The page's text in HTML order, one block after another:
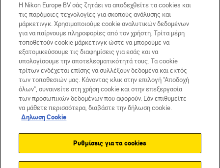
Εταιρεία
GR Nikon Sites
Επικοινωνήστε μαζί μας
Δήλωση περί απορρήτου
Δήλωση cookie
Ρυθμίσεις cookie
Η Nikon Europe BV σάς ζητάει να αποδεχθείτε τα cookies και
τις παρόμοιες τεχνολογίες για σκοπούς ανάλυσης και
μάρκετινγκ. Χρησιμοποιούμε cookie αναλυτικών δεδομένων
για να παίρνουμε πληροφορίες από τον χρήστη. Τρίτα μέρη
τοποθετούν cookie μάρκετινγκ ώστε να μπορούμε να
εξατομικεύσουμε τις διαφημίσεις για εσάς και να
υπολογίσουμε την αποτελεσματικότητά τους. Τα cookie
τρίτων ενδέχεται επίσης να συλλέξουν δεδομένα και εκτός
των τοποθεσιών μας. Κάνοντας κλικ στην επιλογή "Αποδοχή
όλων", συναινείτε στη χρήση cookie και στην επεξεργασία
των προσωπικών δεδομένων που αφορούν. Εάν επιθυμείτε
να μάθετε περισσότερα, διαβάστε την δήλωση cookie.
Δηλωση Cookie
Ρυθμίσεις για τα cookies